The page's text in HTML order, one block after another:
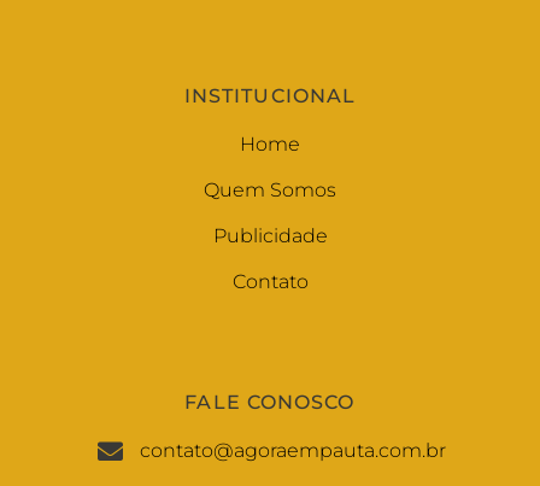
INSTITUCIONAL
Home
Quem Somos
Publicidade
Contato
FALE CONOSCO
contato@agoraempauta.com.br